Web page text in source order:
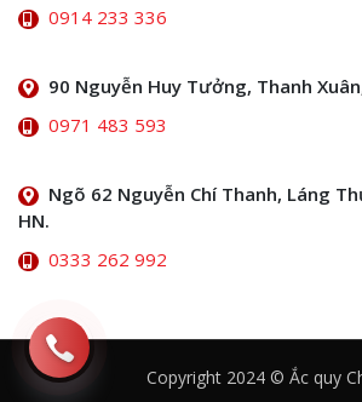
0914 233 336
90 Nguyễn Huy Tưởng, Thanh
0971 483 593
Ngõ 62 Nguyễn Chí Thanh, Láng
HN.
0333 262 992
Copyright 2024 © Ắc quy